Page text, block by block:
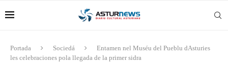
Portada Sociedá
Entamen nel Muséu del Pueblu dAsturies
les celebraciones pola llegada de la primer sidra